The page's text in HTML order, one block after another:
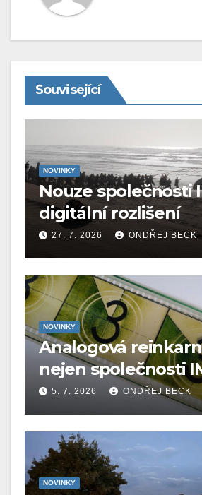
Související
NOVINKY
Nouze společnosti
digitální rozlišení
27. 7. 2026 ONDŘEJ BECK
NOVINKY
Analogová
nejen společnosti
5. 7. 2026 ONDŘEJ BECK
NOVINKY